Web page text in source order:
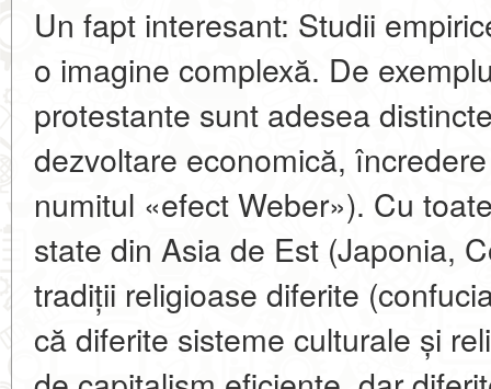
Un fapt interesant: Studii
o imagine complexă. De
protestante sunt adesea
dezvoltare economică,
numitul «efect Weber»). Cu
state din Asia de Est (Japonia,
tradiții religioase diferite
că diferite sisteme culturale și